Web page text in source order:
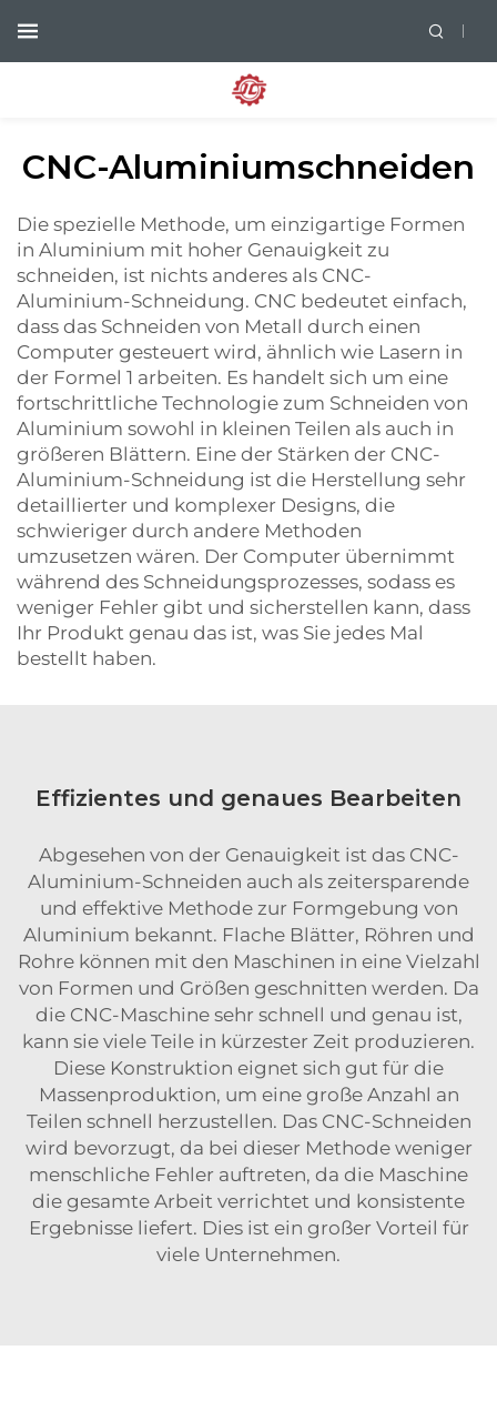
CNC-Aluminiumschneiden
Die spezielle Methode, um einzigartige Formen
in Aluminium mit hoher Genauigkeit zu
schneiden, ist nichts anderes als CNC-
Aluminium-Schneidung. CNC bedeutet einfach,
dass das Schneiden von Metall durch einen
Computer gesteuert wird, ähnlich wie Lasern in
der Formel 1 arbeiten. Es handelt sich um eine
fortschrittliche Technologie zum Schneiden von
Aluminium sowohl in kleinen Teilen als auch in
größeren Blättern. Eine der Stärken der CNC-
Aluminium-Schneidung ist die Herstellung sehr
detaillierter und komplexer Designs, die
schwieriger durch andere Methoden
umzusetzen wären. Der Computer übernimmt
während des Schneidungsprozesses, sodass es
weniger Fehler gibt und sicherstellen kann, dass
Ihr Produkt genau das ist, was Sie jedes Mal
bestellt haben.
Effizientes und genaues Bearbeiten
Abgesehen von der Genauigkeit ist das CNC-
Aluminium-Schneiden auch als zeitersparende
und effektive Methode zur Formgebung von
Aluminium bekannt. Flache Blätter, Röhren und
Rohre können mit den Maschinen in eine Vielzahl
von Formen und Größen geschnitten werden. Da
die CNC-Maschine sehr schnell und genau ist,
kann sie viele Teile in kürzester Zeit produzieren.
Diese Konstruktion eignet sich gut für die
Massenproduktion, um eine große Anzahl an
Teilen schnell herzustellen. Das CNC-Schneiden
wird bevorzugt, da bei dieser Methode weniger
menschliche Fehler auftreten, da die Maschine
die gesamte Arbeit verrichtet und konsistente
Ergebnisse liefert. Dies ist ein großer Vorteil für
viele Unternehmen.